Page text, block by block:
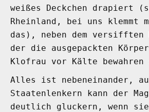
weißes Deckchen drapiert
Rheinland, bei uns klemmt
das), neben dem versifften
der die ausgepackten
Klofrau vor Kälte
Alles ist nebeneinander,
Staatenlenkern kann der
deutlich gluckern, wenn sie